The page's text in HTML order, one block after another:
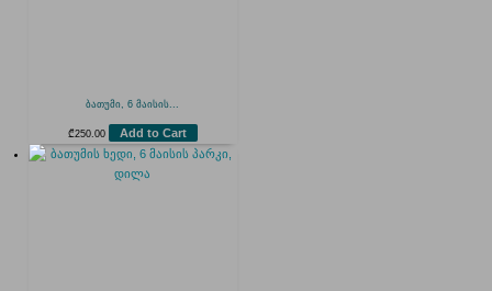
ბათუმი, 6 მაისის...
₾250.00 Add to Cart